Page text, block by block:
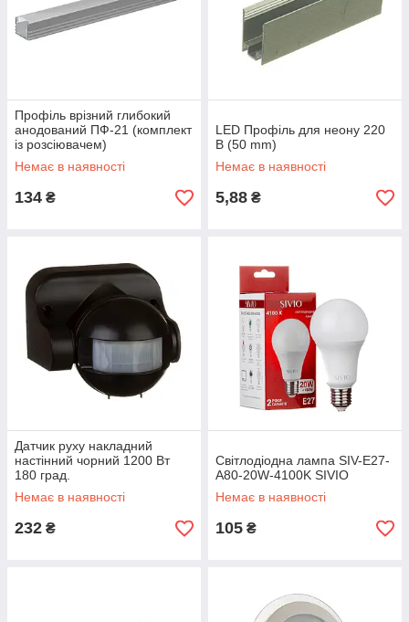
Профіль врізний глибокий
анодований ПФ-21 (комплект
із розсіювачем)
Немає в наявності
134 ₴
LED Профіль для неону 220
В (50 mm)
Немає в наявності
5,88 ₴
Датчик руху накладний
настінний чорний 1200 Вт
180 град.
Немає в наявності
232 ₴
Світлодіодна лампа SIV-E27-
A80-20W-4100K SIVIO
Немає в наявності
105 ₴